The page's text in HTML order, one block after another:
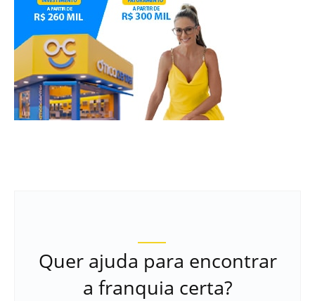
Quer ajuda para encontrar
a franquia certa?